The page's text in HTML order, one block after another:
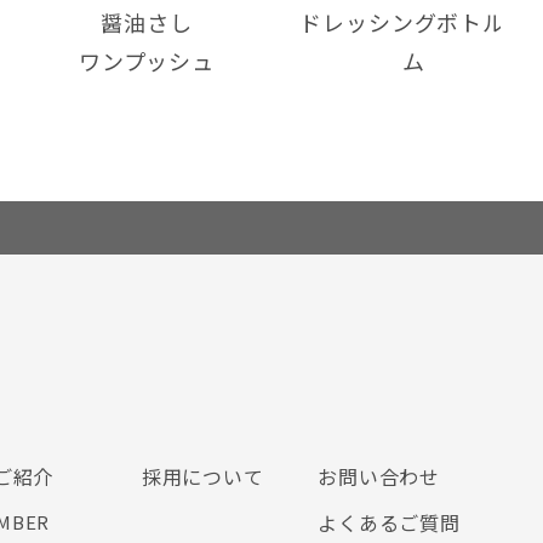
醤油さし
ワンプッシュ
ドレッシングボトルス
ム
紹介 採用について
お問い合わせ
よくあるご質問